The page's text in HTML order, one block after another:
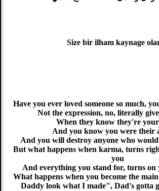
Size bir ilham kaynage
Have you ever loved someone so much,
Not the expression, no, literally
When they know they're
And you know you were their
And you will destroy anyone who
But what happens when karma, turns
you
And everything you stand for, turns on
What happens when you become the